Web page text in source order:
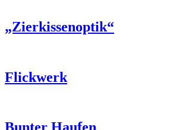
„Zierkissenoptik“
Flickwerk